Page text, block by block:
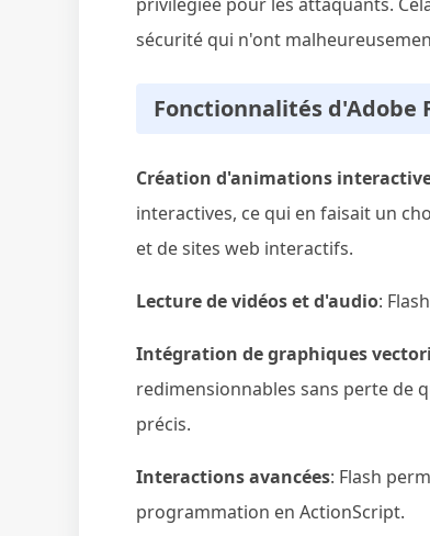
sécurité qui n'ont
Fonctionnalités d'Adobe
Création d'animations
interactives, ce qui en faisait un
et de sites web interactifs.
Lecture de vidéos et d'audio:
Intégration de graphiques
redimensionnables sans perte de
précis.
Interactions avancées: Flash
programmation en ActionScript.